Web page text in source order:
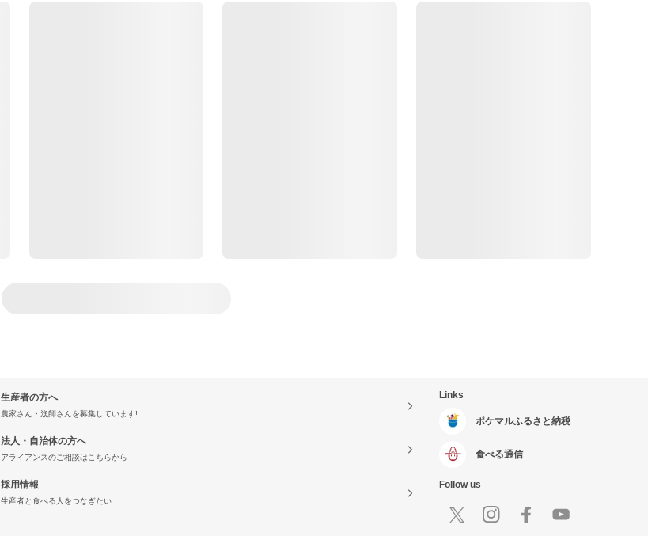
生産者の方へ
農家さん・漁師さんを募集しています!
法人・自治体の方へ
アライアンスのご相談はこちらから
採用情報
生産者と食べる人をつなぎたい
Links
ポケマルふるさと納税
食べる通信
Follow us